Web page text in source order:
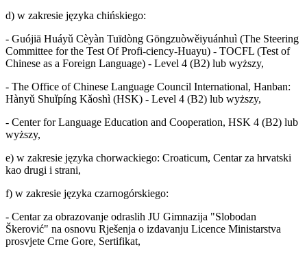
d) w zakresie języka chińskiego:
- Guójiā Huáyǔ Cèyàn Tuīdòng Gōngzuòwěiyuánhuì (The Steering
Committee for the Test Of Profi-ciency-Huayu) - TOCFL (Test of
Chinese as a Foreign Language) - Level 4 (B2) lub wyższy,
- The Office of Chinese Language Council International, Hanban:
Hànyǔ Shuǐpíng Kǎoshì (HSK) - Level 4 (B2) lub wyższy,
- Center for Language Education and Cooperation, HSK 4 (B2) lub
wyższy,
e) w zakresie języka chorwackiego: Croaticum, Centar za hrvatski
kao drugi i strani,
f) w zakresie języka czarnogórskiego:
- Centar za obrazovanje odraslih JU Gimnazija "Slobodan
Škerović" na osnovu Rješenja o izdavanju Licence Ministarstva
prosvjete Crne Gore, Sertifikat,